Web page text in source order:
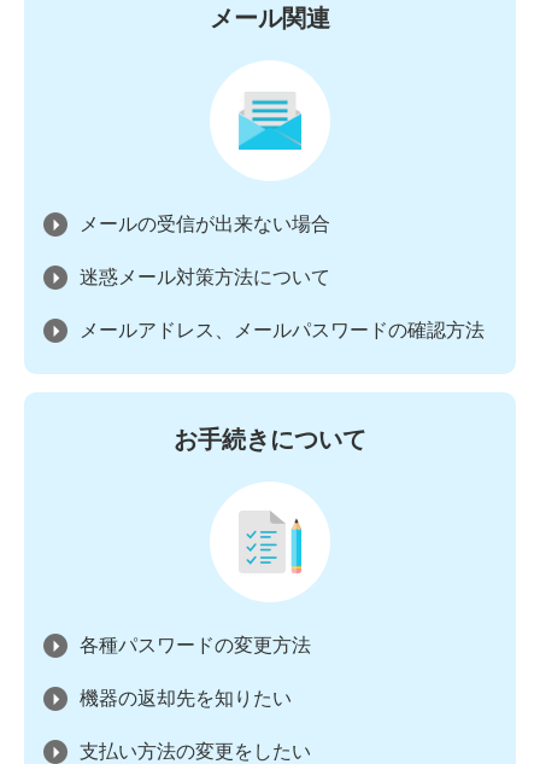
メール関連
メールの受信が出来ない場合
迷惑メール対策方法について
メールアドレス、メールパスワードの確認方法
お手続きについて
各種パスワードの変更方法
機器の返却先を知りたい
支払い方法の変更をしたい